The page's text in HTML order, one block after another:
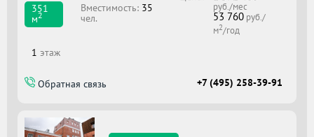
351
м2
Вместимоcть: 35
чел.
руб./мес
53 760руб./
м2/год
1 этаж
Обратная связь +7 (495) 258-39-91